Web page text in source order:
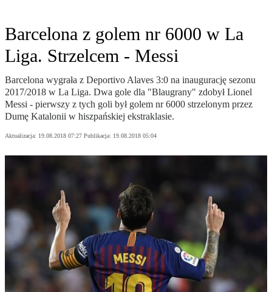
Barcelona z golem nr 6000 w La
Liga. Strzelcem - Messi
Barcelona wygrała z Deportivo Alaves 3:0 na inaugurację sezonu
2017/2018 w La Liga. Dwa gole dla "Blaugrany" zdobył Lionel
Messi - pierwszy z tych goli był golem nr 6000 strzelonym przez
Dumę Katalonii w hiszpańskiej ekstraklasie.
Aktualizacja: 19.08.2018 07:27 Publikacja: 19.08.2018 05:04